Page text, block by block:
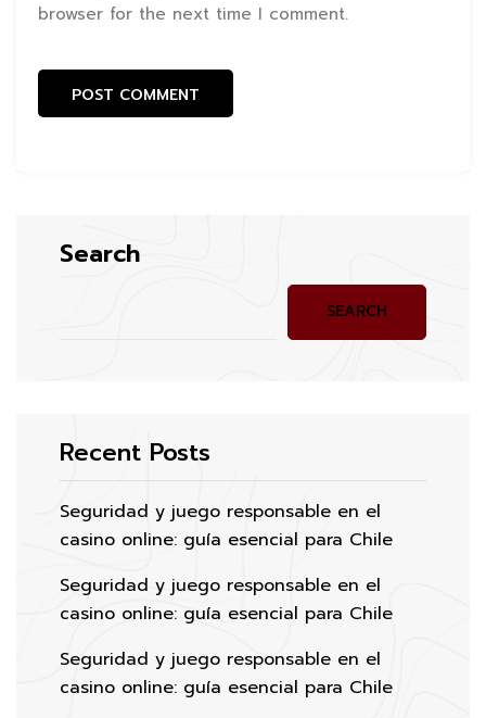
browser for the next time I comment.
Search
SEARCH
Recent Posts
Seguridad y juego responsable en el
casino online: guía esencial para Chile
Seguridad y juego responsable en el
casino online: guía esencial para Chile
Seguridad y juego responsable en el
casino online: guía esencial para Chile